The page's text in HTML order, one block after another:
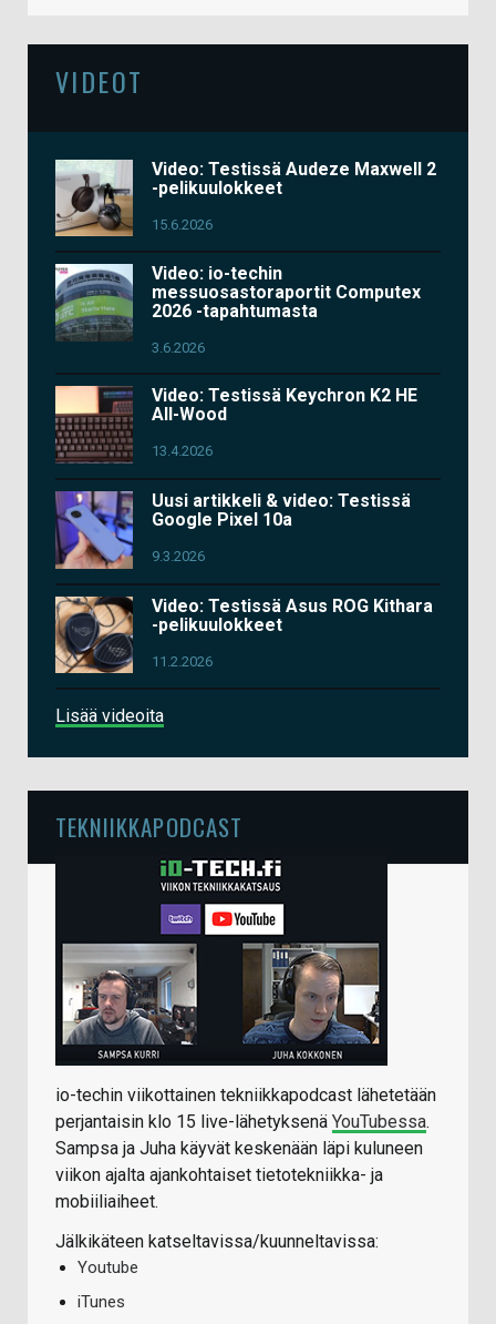
VIDEOT
Video: Testissä Audeze Maxwell 2
-pelikuulokkeet
15.6.2026
Video: io-techin
messuosastoraportit Computex
2026 -tapahtumasta
3.6.2026
Video: Testissä Keychron K2 HE
All-Wood
13.4.2026
Uusi artikkeli & video: Testissä
Google Pixel 10a
9.3.2026
Video: Testissä Asus ROG Kithara
-pelikuulokkeet
11.2.2026
Lisää videoita
TEKNIIKKAPODCAST
io-techin viikottainen tekniikkapodcast lähetetään
perjantaisin klo 15 live-lähetyksenä YouTubessa.
Sampsa ja Juha käyvät keskenään läpi kuluneen
viikon ajalta ajankohtaiset tietotekniikka- ja
mobiiliaiheet.
Jälkikäteen katseltavissa/kuunneltavissa:
Youtube
iTunes